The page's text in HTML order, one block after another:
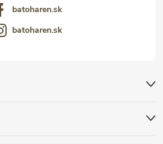
batoharen.sk
batoharen.sk